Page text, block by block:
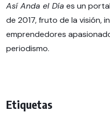
Así Anda el Día es un
de 2017, fruto de la visión,
emprendedores
periodismo.
Etiquetas